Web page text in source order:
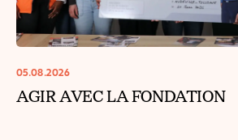
05.08.2026
AGIR AVEC LA FONDATION